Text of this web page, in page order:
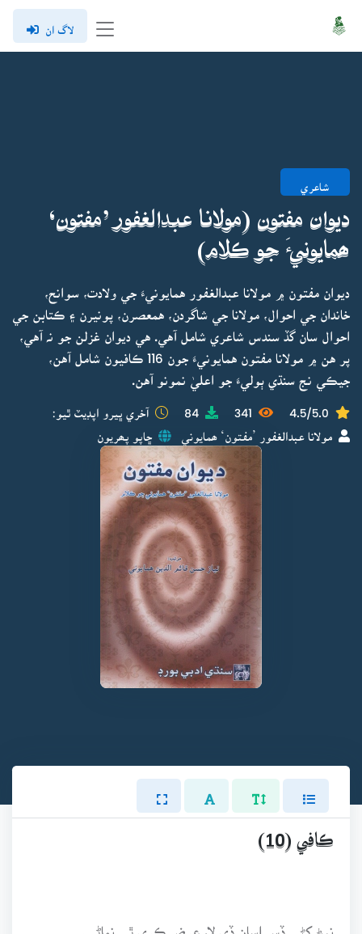
لاگ ان
شاعري
ديوان مفتون (مولانا عبدالغفور ’مفتون‘
ھمايونيءَ جو ڪلام)
ديوان مفتون ۾ مولانا عبدالغفور همايونيءَ جي ولادت، سوانح،
خاندان جي احوال، مولانا جي شاگردن، همعصرن، پونيرن ۽ ڪتابن جي
احوال سان گڏ سندس شاعري شامل آهي. هي ديوان غزلن جو نہ آهي،
پر هن ۾ مولانا مفتون همايونيءَ جون 116 ڪافيون شامل آهن،
جيڪي نج سنڌي ٻوليءَ جو اعليٰ نمونو آهن.
4.5/5.0
341
84 آخري ڀيرو اپڊيٽ ٿيو:
مولانا عبدالغفور ’مفتون‘ ھمايوني ڇاپو پھريون
ڪافي (10)
نيڻ کڻي ڏس اسان ڏي لا، عرض ڪري ٿي نماڻي.